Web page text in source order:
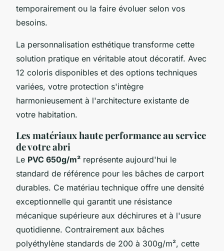
temporairement ou la faire évoluer selon vos
besoins.
La personnalisation esthétique transforme cette
solution pratique en véritable atout décoratif. Avec
12 coloris disponibles et des options techniques
variées, votre protection s'intègre
harmonieusement à l'architecture existante de
votre habitation.
Les matériaux haute performance au service
de votre abri
Le PVC 650g/m² représente aujourd'hui le
standard de référence pour les bâches de carport
durables. Ce matériau technique offre une densité
exceptionnelle qui garantit une résistance
mécanique supérieure aux déchirures et à l'usure
quotidienne. Contrairement aux bâches
polyéthylène standards de 200 à 300g/m², cette